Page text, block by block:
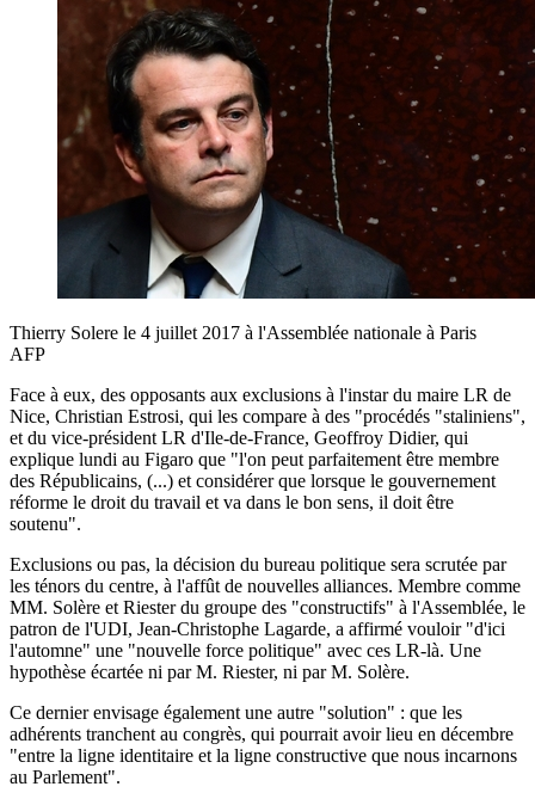
Thierry Solere le 4 juillet 2017 à l'Assemblée nationale à Paris
AFP
Face à eux, des opposants aux exclusions à l'instar du maire LR de
Nice, Christian Estrosi, qui les compare à des "procédés "staliniens",
et du vice-président LR d'Ile-de-France, Geoffroy Didier, qui
explique lundi au Figaro que "l'on peut parfaitement être membre
des Républicains, (...) et considérer que lorsque le gouvernement
réforme le droit du travail et va dans le bon sens, il doit être
soutenu".
Exclusions ou pas, la décision du bureau politique sera scrutée par
les ténors du centre, à l'affût de nouvelles alliances. Membre comme
MM. Solère et Riester du groupe des "constructifs" à l'Assemblée, le
patron de l'UDI, Jean-Christophe Lagarde, a affirmé vouloir "d'ici
l'automne" une "nouvelle force politique" avec ces LR-là. Une
hypothèse écartée ni par M. Riester, ni par M. Solère.
Ce dernier envisage également une autre "solution" : que les
adhérents tranchent au congrès, qui pourrait avoir lieu en décembre
"entre la ligne identitaire et la ligne constructive que nous incarnons
au Parlement".